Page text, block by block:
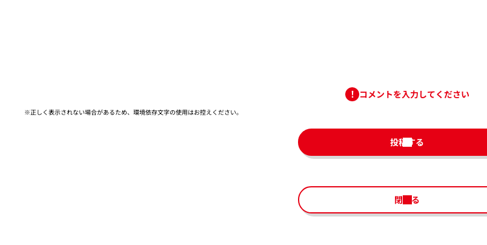
コメントを入力してください
※正しく表示されない場合があるため、環境依存文字の使用はお控えください。​
投稿する
閉じる